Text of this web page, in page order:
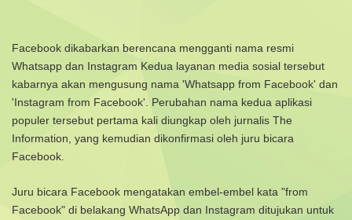
Facebook dikabarkan berencana mengganti nama resmi
Whatsapp dan Instagram Kedua layanan media sosial tersebut
kabarnya akan mengusung nama 'Whatsapp from Facebook' dan
'Instagram from Facebook'. Perubahan nama kedua aplikasi
populer tersebut pertama kali diungkap oleh jurnalis The
Information, yang kemudian dikonfirmasi oleh juru bicara
Facebook.
Juru bicara Facebook mengatakan embel-embel kata "from
Facebook" di belakang WhatsApp dan Instagram ditujukan untuk